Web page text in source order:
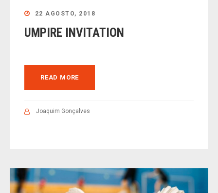
22 AGOSTO, 2018
UMPIRE INVITATION
READ MORE
Joaquim Gonçalves